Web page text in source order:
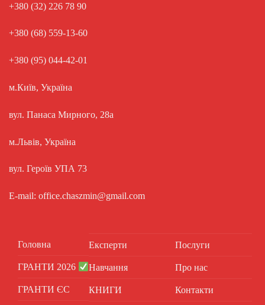
+380 (32) 226 78 90
+380 (68) 559-13-60
+380 (95) 044-42-01
м.Київ, Україна
вул. Панаса Мирного, 28а
м.Львів, Україна
вул. Героїв УПА 73
E-mail: office.chaszmin@gmail.com
Головна
ГРАНТИ 2026
ГРАНТИ ЄС
Експерти
Навчання
КНИГИ
Послуги
Про нас
Контакти